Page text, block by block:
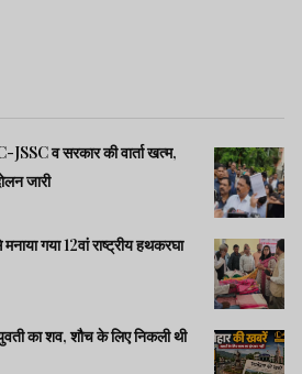
व सरकार की वार्ता खत्म,
जारी
गया 12वां राष्ट्रीय हथकरघा
का शव, शौच के लिए निकली थी